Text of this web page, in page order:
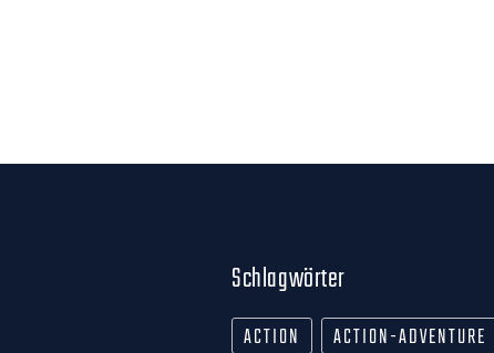
Schlagwörter
ACTION ACTION-ADVENTURE